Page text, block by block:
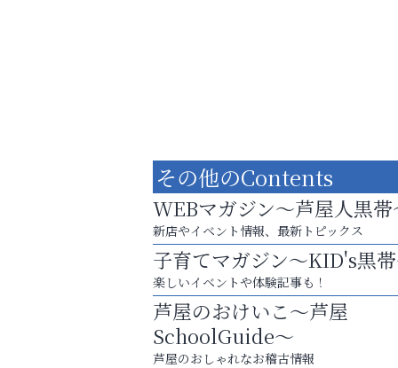
学び方が変われば、成績は変わる。
Y-SPIRAL（ワイスパイラ
その他のContents
WEBマガジン～芦屋人黒帯
新店やイベント情報、最新トピックス
子育てマガジン～KID's黒
楽しいイベントや体験記事も！
芦屋のおけいこ～芦屋
SchoolGuide～
芦屋のおしゃれなお稽古情報